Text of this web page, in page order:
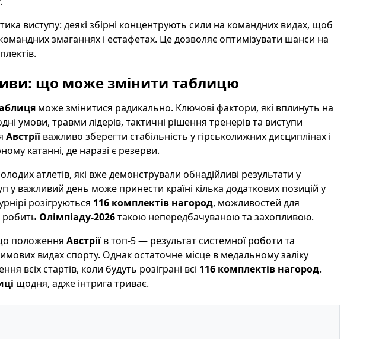
виступу: деякі збірні концентрують сили на командних видах, щоб
змаганнях і естафетах. Це дозволяє оптимізувати шанси на
що може змінити таблицю
може змінитися радикально. Ключові фактори, які вплинуть на
умови, травми лідерів, тактичні рішення тренерів та виступи
Австріїважливо зберегти стабільність у гірськолижних дисциплінах і
катанні, де наразі є резерви.
атлетів, які вже демонстрували обнадійливі результати у
у важливий день може принести країні кілька додаткових позицій у
розігруються 116 комплектів нагород, можливостей для
робить Олімпіаду-2026такою непередбачуваною та захопливою.
положення Австріїв топ-5 — результат системної роботи та
видах спорту. Однак остаточне місце в медальному заліку
всіх стартів, коли будуть розіграні всі 116 комплектів нагород.
щодня, адже інтрига триває.